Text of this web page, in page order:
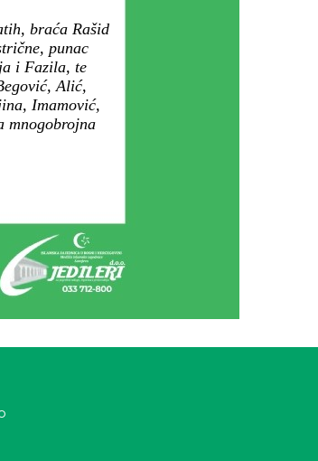
braća Rašid
punac
i Fazila, te
Alić,
Imamović,
mnogobrojna